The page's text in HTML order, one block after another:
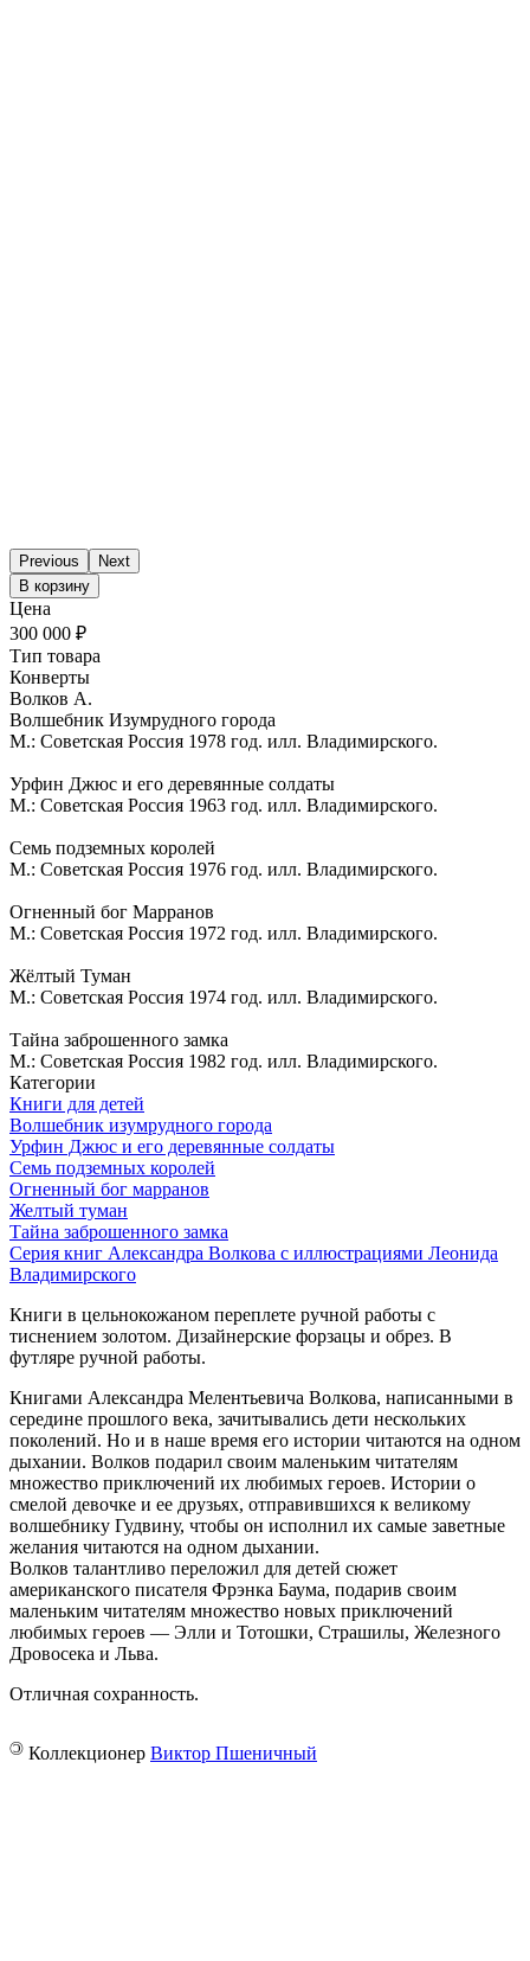
Previous
Next
В корзину
Цена
300 000 ₽
Тип товара
Конверты
Волков А.
Волшебник Изумрудного города
М.: Советская Россия 1978 год. илл. Владимирского.
Урфин Джюс и его деревянные солдаты
М.: Советская Россия 1963 год. илл. Владимирского.
Семь подземных королей
М.: Советская Россия 1976 год. илл. Владимирского.
Огненный бог Марранов
М.: Советская Россия 1972 год. илл. Владимирского.
Жёлтый Туман
М.: Советская Россия 1974 год. илл. Владимирского.
Тайна заброшенного замка
М.: Советская Россия 1982 год. илл. Владимирского.
Категории
Книги для детей
Волшебник изумрудного города
Урфин Джюс и его деревянные солдаты
Семь подземных королей
Огненный бог марранов
Желтый туман
Тайна заброшенного замка
Серия книг Александра Волкова с иллюстрациями Леонида
Владимирского
Книги в цельнокожаном переплете ручной ­работы с
тиснением золотом. Дизайнерские форзацы и обрез. В
футляре ручной работы.
Книгами Александра Мелентьевича Волкова, написанными в
середине прошлого века, зачитывались дети нескольких
поколений. Но и в наше время его истории читаются на одном
дыхании. Волков подарил своим маленьким читателям
множество приключений их любимых героев. Истории о
смелой девочке и ее друзьях, отправившихся к великому
волшебнику Гудвину, чтобы он исполнил их самые заветные
желания читаются на одном дыхании.
Волков талантливо переложил для детей сюжет
американского писателя Фрэнка Баума, подарив своим
маленьким читателям множество новых приключений
любимых героев — Элли и Тотошки, Страшилы, Железного
Дровосека и Льва.
Отличная сохранность.
© Коллекционер Виктор Пшеничный